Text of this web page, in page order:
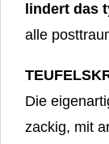
lindert das
alle
Die
zackig, mit